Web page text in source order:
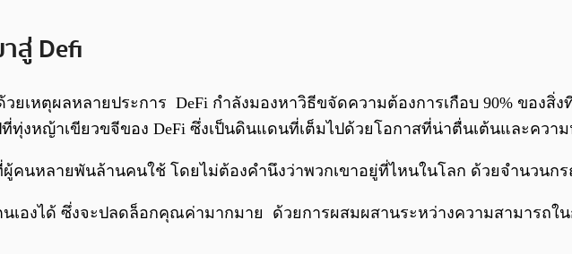
สู่ Defi
วยเหตุผลหลายประการ DeFi กำลังมองหาวิธีขจัดความต้องการเกือบ 90% ของสิ่
ทุ่งหญ้าเขียวขจีของ DeFi ซึ่งเป็นดินแดนที่เต็มไปด้วยโอกาสที่น่าตื่นเต้นและควา
ผู้คนหลายพันล้านคนใช้ โดยไม่ต้องคำนึงว่าพวกเขาอยู่ที่ไหนในโลก ด้วยจำนวนก
นเองได้ ซึ่งจะปลดล็อกคุณค่ามากมาย ด้วยการผสมผสานระหว่างความสามารถใ